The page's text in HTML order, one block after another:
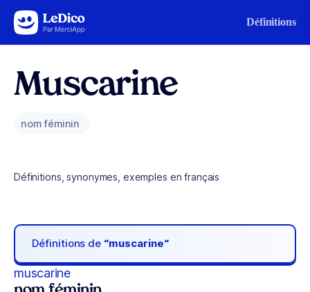
Aller au contenu Définitions
Muscarine
nom féminin
Définitions, synonymes, exemples en français
Définitions de “muscarine“
muscarine